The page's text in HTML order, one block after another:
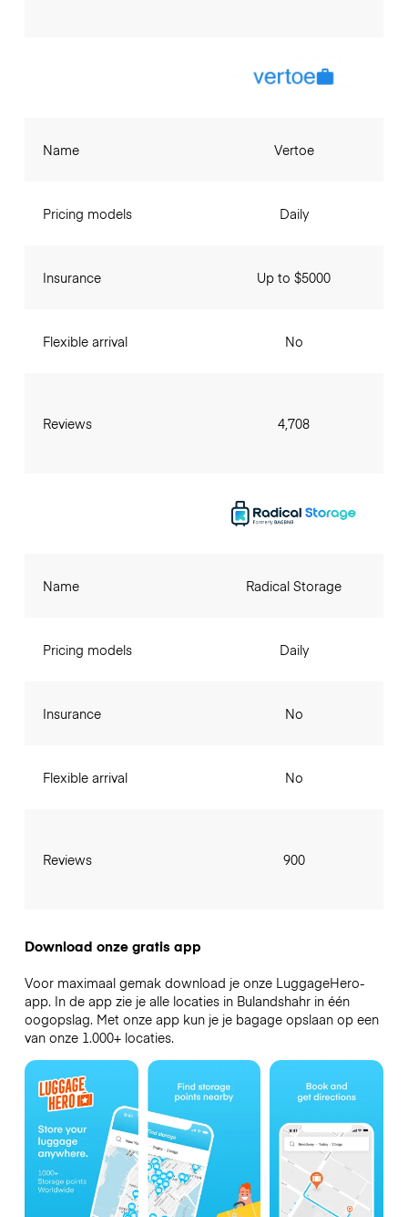
Name
Pricing models
Insurance
Flexible arrival
Reviews
Vertoe
Daily
Up to $5000
No
4,708
Name
Pricing models
Insurance
Flexible arrival
Reviews
Radical Storage
Daily
No
No
900
Download onze gratis app
Voor maximaal gemak download je onze LuggageHero-
app. In de app zie je alle locaties in Bulandshahr in één
oogopslag. Met onze app kun je je bagage opslaan op een
van onze 1.000+ locaties.